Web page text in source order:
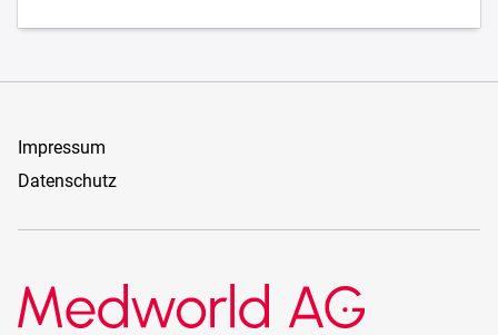
Impressum
Datenschutz
Medworld AG